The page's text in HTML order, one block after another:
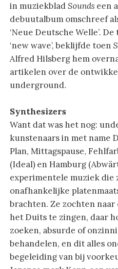
in muziekbladSounds een
debuutalbum omschreef
‘Neue Deutsche Welle’.
‘new wave’, beklijfde toen
Alfred Hilsberg hem
artikelen over de
underground.
Synthesizers
Want dat was het nog:
kunstenaars in met name
Plan, Mittagspause,
(Ideal) en Hamburg
experimentele muziek die
onafhankelijke
brachten. Ze zochten
het Duits te zingen, daar
zoeken, absurde of
behandelen, en dit alles
begeleiding van bij